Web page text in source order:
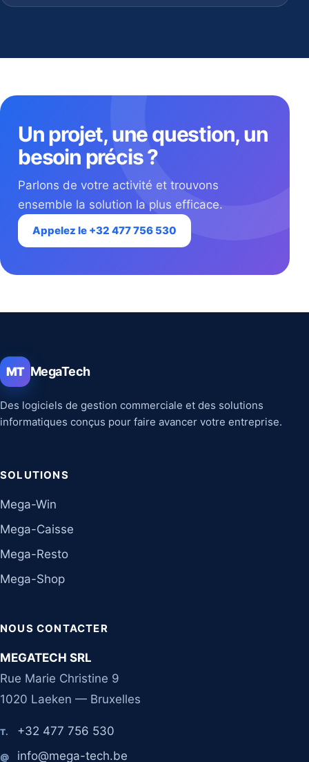
Un projet, une question, un
besoin précis ?
Parlons de votre activité et trouvons
ensemble la solution la plus efficace.
Appelez le +32 477 756 530
MT MegaTech
Des logiciels de gestion commerciale et des solutions
informatiques conçus pour faire avancer votre entreprise.
SOLUTIONS
Mega-Win
Mega-Caisse
Mega-Resto
Mega-Shop
NOUS CONTACTER
MEGATECH SRL
Rue Marie Christine 9
1020 Laeken — Bruxelles
T. +32 477 756 530
@ info@mega-tech.be